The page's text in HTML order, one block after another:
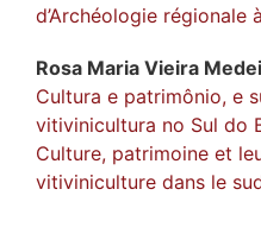
d’Archéologie régionale
Rosa Maria Vieira
Cultura e patrimônio, e
vitivinicultura no Sul do
Culture, patrimoine et
vitiviniculture dans le